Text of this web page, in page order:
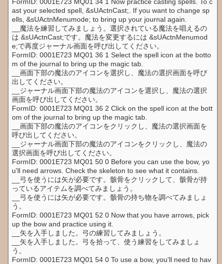
ast your selected spell, &sUActnCast;. If you want to change sp
ells, &sUActnMenumode; to bring up your journal again.
__魔法を練習してみましょう。選択されている魔法を唱えるの
は &sUActnCast;です。魔法を変更するには &sUActnMenumod
e;で再度ジャーナル画面を呼び出してください。
FormID: 0001E723 MQ01 36 1 Select the spell icon at the botto
m of the journal to bring up the magic tab.
__画面下部の魔法のアイコンを選択し、魔法の選択画面を呼び
出してください。
__ジャーナル画面下部の魔法のアイコンを選択し、魔法の選択
画面を呼び出してください。
FormID: 0001E723 MQ01 36 2 Click on the spell icon at the bott
om of the journal to bring up the magic tab.
__画面下部の魔法のアイコンをクリックし、魔法の選択画面を
呼び出してください。
__ジャーナル画面下部の魔法のアイコンをクリックし、魔法の
選択画面を呼び出してください。
FormID: 0001E723 MQ01 50 0 Before you can use the bow, yo
u'll need arrows. Check the skeleton to see what it contains.
__弓を使うには矢が必要です。骸骨をクリックして、骸骨が持
っているアイテムを調べてみましょう。
__弓を使うには矢が必要です。骸骨の持ち物を調べてみましょ
う。
FormID: 0001E723 MQ01 52 0 Now that you have arrows, pick
up the bow and practice using it.
__矢を入手しました。弓の練習してみましょう。
__矢を入手しました。弓を拾って、使う練習をしてみましょ
う。
FormID: 0001E723 MQ01 54 0 To use a bow, you'll need to hav